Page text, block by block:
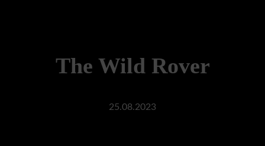
The Wild Rover
25.08.2023